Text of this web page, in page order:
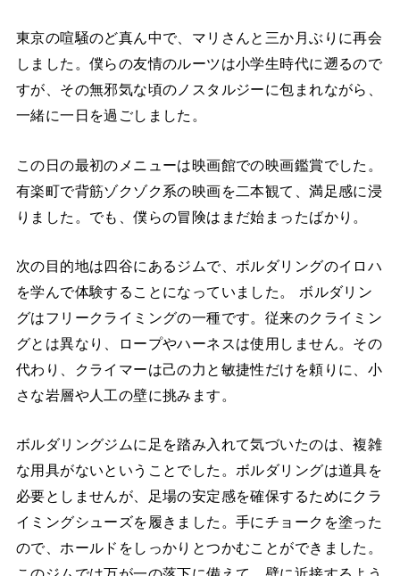
東京の喧騒のど真ん中で、マリさんと三か月ぶりに再会
しました。僕らの友情のルーツは小学生時代に遡るので
すが、その無邪気な頃のノスタルジーに包まれながら、
一緒に一日を過ごしました。
この日の最初のメニューは映画館での映画鑑賞でした。
有楽町で背筋ゾクゾク系の映画を二本観て、満足感に浸
りました。でも、僕らの冒険はまだ始まったばかり。
次の目的地は四谷にあるジムで、ボルダリングのイロハ
を学んで体験することになっていました。 ボルダリン
グはフリークライミングの一種です。従来のクライミン
グとは異なり、ロープやハーネスは使用しません。その
代わり、クライマーは己の力と敏捷性だけを頼りに、小
さな岩層や人工の壁に挑みます。
ボルダリングジムに足を踏み入れて気づいたのは、複雑
な用具がないということでした。ボルダリングは道具を
必要としませんが、足場の安定感を確保するためにクラ
イミングシューズを履きました。手にチョークを塗った
ので、ホールドをしっかりとつかむことができました。